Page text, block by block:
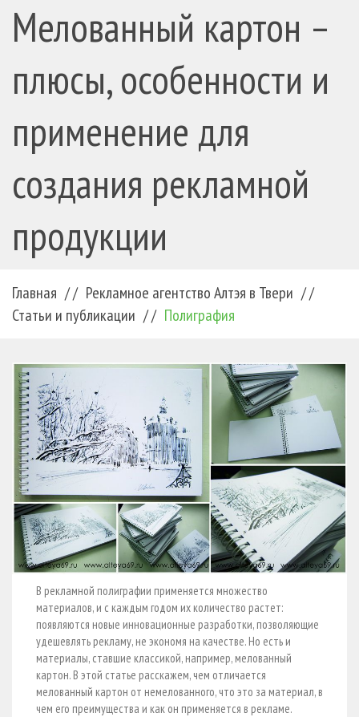
Мелованный картон –
плюсы, особенности и
применение для
создания рекламной
продукции
Главная / / Рекламное агентство Алтэя в Твери / /
Статьи и публикации / / Полиграфия
В рекламной полиграфии применяется множество
материалов, и с каждым годом их количество растет:
появляются новые инновационные разработки, позволяющие
удешевлять рекламу, не экономя на качестве. Но есть и
материалы, ставшие классикой, например, мелованный
картон. В этой статье расскажем, чем отличается
мелованный картон от немелованного, что это за материал, в
чем его преимущества и как он применяется в рекламе.